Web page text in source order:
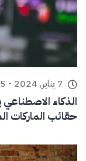
7 يناير, 2024 - 12:25 م
الذكاء
حقائب الماركات